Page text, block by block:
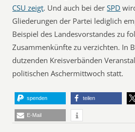
CSU zeigt. Und auch bei derSPD
Gliederungen der Partei lediglich
Beispiel des Landesvorstandes zu
Zusammenkünfte zu verzichten. In
dutzenden Kreisverbänden
politischen Aschermittwoch statt.
spenden teilen
E-Mail